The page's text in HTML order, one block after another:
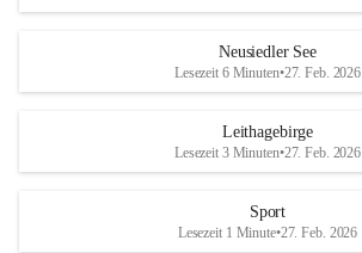
d
S
vor den prognostizierten Ernteausfällen
und den daraus folgenden wirtschaftlichen
Maßnahmen zur Bekämpfung
Rebe und der Amerikanischen
d
r
S
Neusiedler See
Lesezeit 6 Minuten•27. Feb. 2026
Leithagebirge
Lesezeit 3 Minuten•27. Feb. 2026
Sport
Lesezeit 1 Minute•27. Feb. 2026